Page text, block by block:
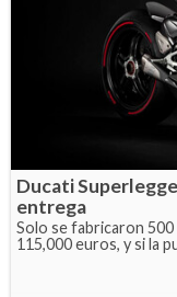
Ducati
entrega
Solo se fabricaron
115,000 euros, y si la